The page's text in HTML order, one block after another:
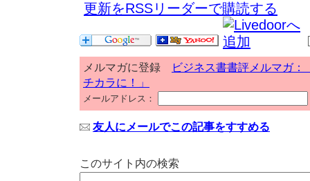
更新をRSSリーダーで購読する
メルマガに登録
ビジネス書書評メルマガ：
チカラに！」
メールアドレス：
友人にメールでこの記事をすすめる
このサイト内の検索